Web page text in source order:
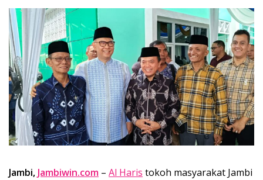
Jambi, Jambiwin.com – Al Haris tokoh masyarakat Jambi